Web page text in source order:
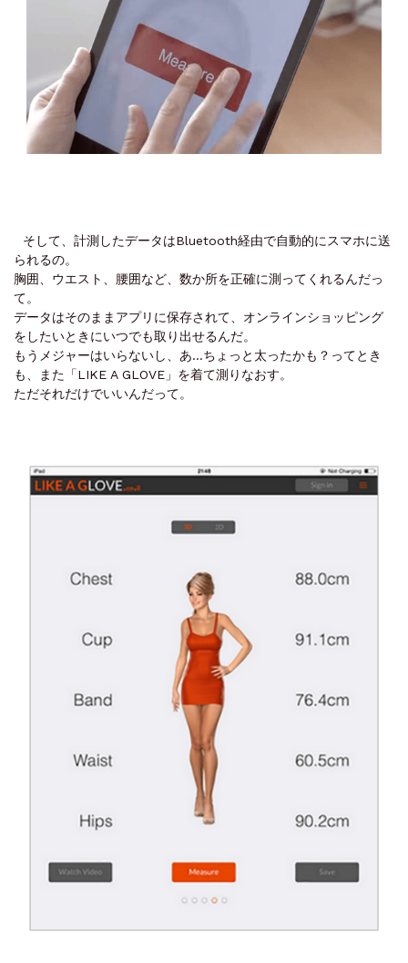
そして、計測したデータはBluetooth経由で自動的にスマホに送
られるの。
胸囲、ウエスト、腰囲など、数か所を正確に測ってくれるんだっ
て。
データはそのままアプリに保存されて、オンラインショッピング
をしたいときにいつでも取り出せるんだ。
もうメジャーはいらないし、あ…ちょっと太ったかも？ってとき
も、また「LIKE A GLOVE」を着て測りなおす。
ただそれだけでいいんだって。